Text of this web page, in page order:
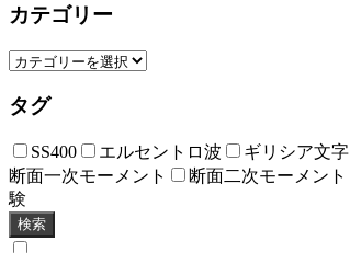
カテゴリー
タグ
SS400 エルセントロ波 ギリシア文字
断面一次モーメント
断面二次モーメント
験
検索